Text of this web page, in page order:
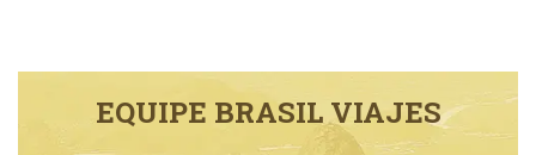
EQUIPE BRASIL VIAJES